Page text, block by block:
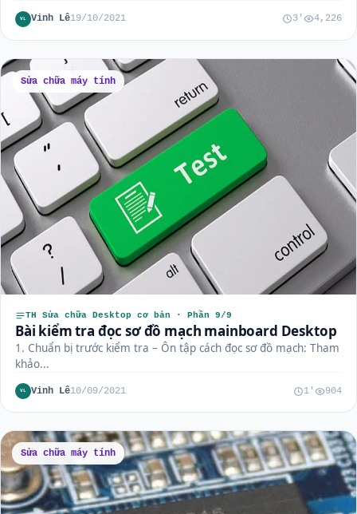
VL Vinh Lê19/10/2021 3' 4,226
Sửa chữa máy tính
TH Sửa chữa Desktop cơ bản · Phần 9/9
Bài kiểm tra đọc sơ đồ mạch mainboard Desktop
1. Chuẩn bị trước kiểm tra – Ôn tập cách đọc sơ đồ mạch: Tham
khảo...
VL Vinh Lê10/09/2021 1' 904
Sửa chữa máy tính